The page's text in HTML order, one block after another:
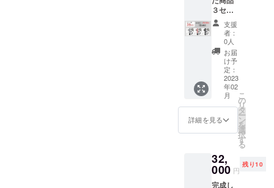
都合及
びロジ
ステッ
ク等に
より出
荷時期
が遅れ
る場合
があり
ます。
入によ
り量産
効率が
向上し
た場
合、正
規販売
価格が
販売予
定価格
より下
がる可
※ご注文
状況、
製造工
３セッ
ト
「ヒー
ティン
ヘッド
無」(カ
ラー選
択可能)
一般販
売予定
価格
46,500
円税込
→39%
28,300
円税込/
送料込
支援
者：
0人
お届
け予
定：
2023
年02
月
詳細を見る
こ
の
リ
タ
ー
ン
を
選
択
す
る
32,
000 円
残り10
完成し